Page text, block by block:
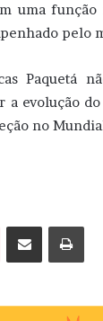
uma função
pelo
Paquetá
a evolução
no